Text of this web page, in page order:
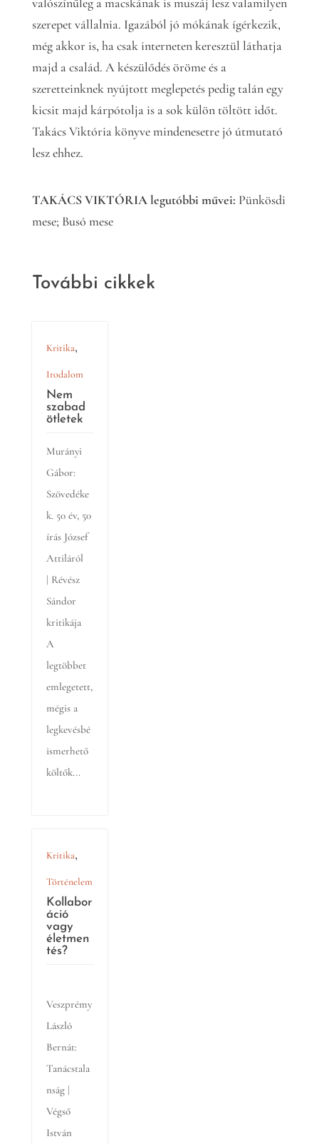
szerepet vállalnia. Igazából jó mókának ígérkezik,
még akkor is, ha csak interneten keresztül láthatja
majd a család. A készülődés öröme és a
szeretteinknek nyújtott meglepetés pedig talán egy
kicsit majd kárpótolja is a sok külön töltött időt.
Takács Viktória könyve mindenesetre jó útmutató
lesz ehhez.
TAKÁCS VIKTÓRIA legutóbbi művei: Pünkösdi
mese; Busó mese
További cikkek
Kritika,
Irodalom
Nem
szabad
ötletek
Murányi
Gábor:
Szövedéke
k. 50 év, 50
írás József
Attiláról
| Révész
Sándor
kritikája
A
legtöbbet
emlegetett,
mégis a
legkevésbé
ismerhető
költők...
Kritika,
Történelem
Kollabor
áció
vagy
életmen
tés?
Veszprémy
László
Bernát:
Tanácstala
nság |
Végső
István